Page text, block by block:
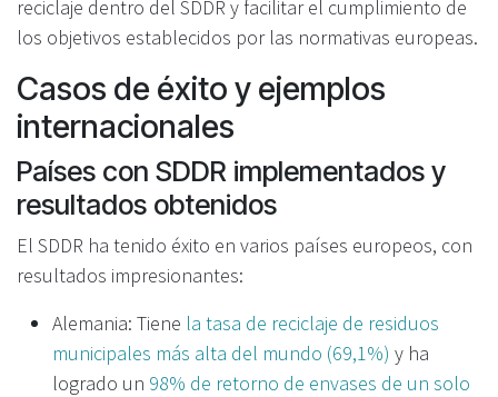
reciclaje dentro del SDDR y facilitar el cumplimiento de
los objetivos establecidos por las normativas europeas.
Casos de éxito y ejemplos
internacionales
Países con SDDR implementados y
resultados obtenidos
El SDDR ha tenido éxito en varios países europeos, con
resultados impresionantes:
Alemania: Tiene la tasa de reciclaje de residuos
municipales más alta del mundo (69,1%) y ha
logrado un 98% de retorno de envases de un solo